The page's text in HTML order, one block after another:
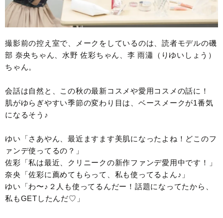
撮影前の控え室で、メークをしているのは、読者モデルの磯
部 奈央ちゃん、水野 佐彩ちゃん、李 雨瀟（りゆいしょう）
ちゃん。
会話は自然と、この秋の最新コスメや愛用コスメの話に！
肌がゆらぎやすい季節の変わり目は、ベースメークが1番気
になるそう♪
ゆい「さあやん、最近ますます美肌になったよね！どこのフ
ァンデ使ってるの？」
佐彩「私は最近、クリニークの新作ファンデ愛用中です！」
奈央「佐彩に薦めてもらって、私も使ってるよん♪」
ゆい「わ〜♪２人も使ってるんだー！話題になってたから、
私もGETしたんだ♡」